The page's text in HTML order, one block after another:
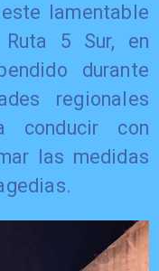
lamentable
5 Sur, en
durante
regionales
conducir con
las medidas